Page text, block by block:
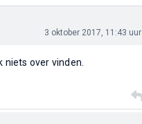
3 oktober 2017, 11:43 uur
niets over vinden.